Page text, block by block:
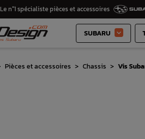
Le n°1 spécialiste pièces et accessoires
SUBARU 
Pièces et accessoires Chassis Vis